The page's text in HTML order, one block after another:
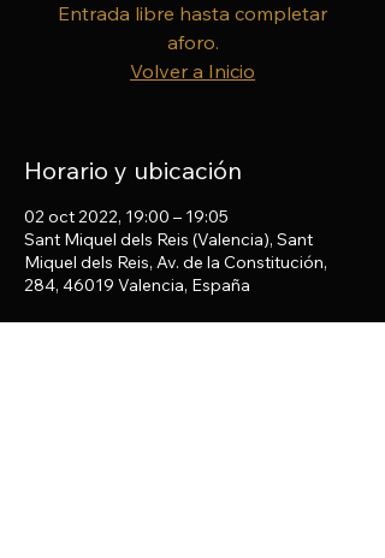
Entrada libre hasta completar
aforo.
Volver a Inicio
Horario y ubicación
02 oct 2022, 19:00 – 19:05
Sant Miquel dels Reis (Valencia), Sant
Miquel dels Reis, Av. de la Constitución,
284, 46019 Valencia, España